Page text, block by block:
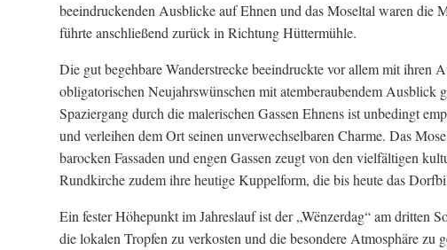
beeindruckenden Ausblicke auf Ehnen und das Moseltal waren die
führte anschließend zurück in Richtung Hüttermühle.
Die gut begehbare Wanderstrecke beeindruckte vor allem mit ihren
obligatorischen Neujahrswünschen mit atemberaubendem
Spaziergang durch die malerischen Gassen Ehnens ist unbedingt
und verleihen dem Ort seinen unverwechselbaren Charme. Das
barocken Fassaden und engen Gassen zeugt von den vielfältigen
Rundkirche zudem ihre heutige Kuppelform, die bis heute das
Ein fester Höhepunkt im Jahreslauf ist der „Wënzerdag“ am dritten
die lokalen Tropfen zu verkosten und die besondere Atmosphäre zu